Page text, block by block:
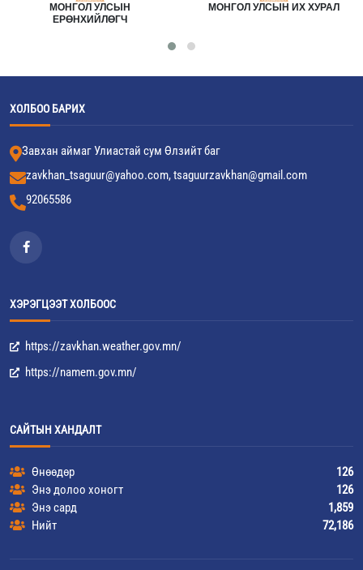
МОНГОЛ УЛСЫН
ЕРӨНХИЙЛӨГЧ
МОНГОЛ УЛСЫН ИХ ХУРАЛ
ХОЛБОО БАРИХ
Завхан аймаг Улиастай сум Өлзийт баг
zavkhan_tsaguur@yahoo.com, tsaguurzavkhan@gmail.com
92065586
ХЭРЭГЦЭЭТ ХОЛБООС
https://zavkhan.weather.gov.mn/
https://namem.gov.mn/
САЙТЫН ХАНДАЛТ
Өнөөдөр
126
Энэ долоо хоногт
126
Энэ сард
1,859
Нийт
72,186